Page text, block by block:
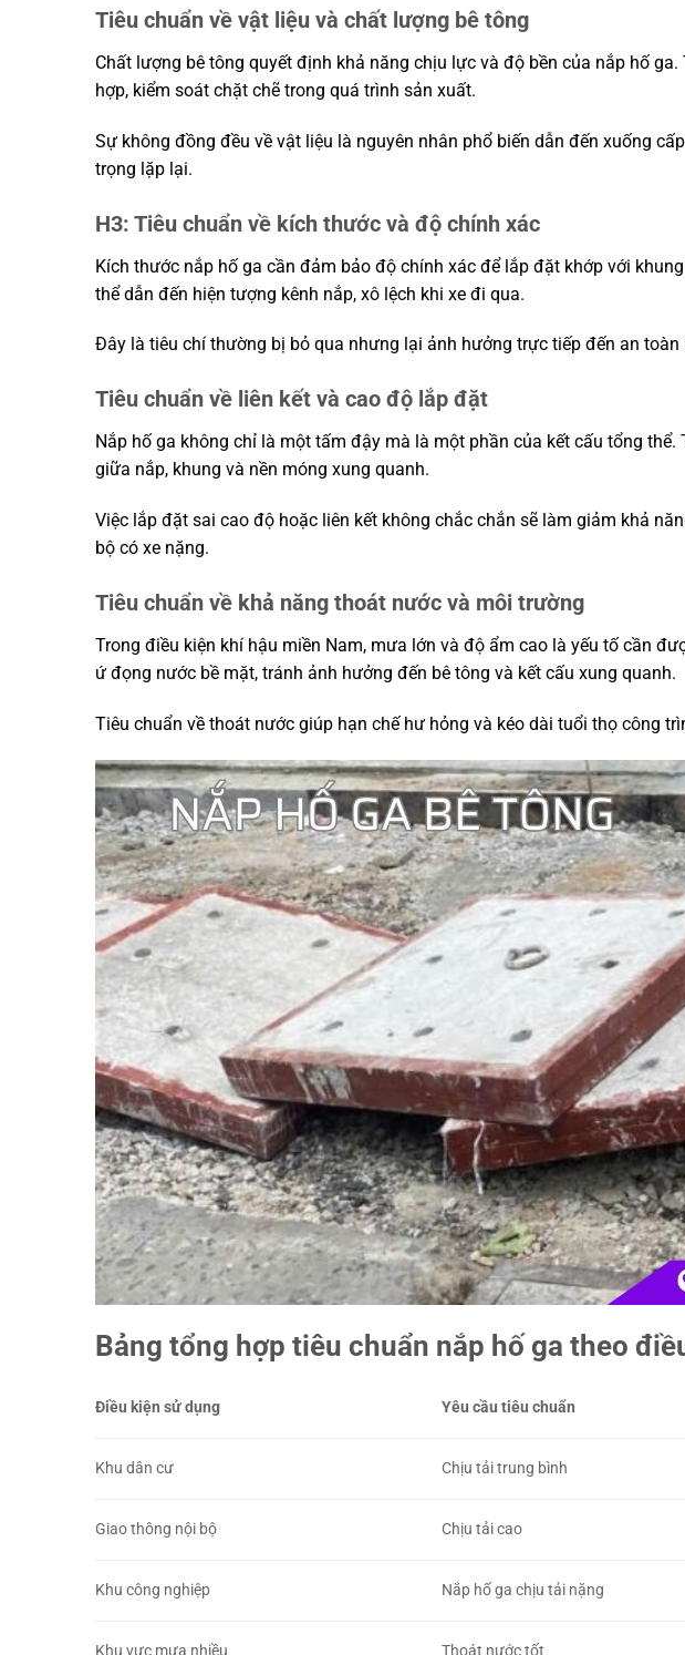
Tiêu chuẩn về vật liệu và chất lượng bê tông
Chất lượng bê tông quyết định khả năng chịu lực và độ bền của nắp hố
hợp, kiểm soát chặt chẽ trong quá trình sản xuất.
Sự không đồng đều về vật liệu là nguyên nhân phổ biến dẫn đến xuống
trọng lặp lại.
H3: Tiêu chuẩn về kích thước và độ chính xác
Kích thước nắp hố ga cần đảm bảo độ chính xác để lắp đặt khớp với
thể dẫn đến hiện tượng kênh nắp, xô lệch khi xe đi qua.
Đây là tiêu chí thường bị bỏ qua nhưng lại ảnh hưởng trực tiếp đến an toàn
Tiêu chuẩn về liên kết và cao độ lắp đặt
Nắp hố ga không chỉ là một tấm đậy mà là một phần của kết cấu tổng
giữa nắp, khung và nền móng xung quanh.
Việc lắp đặt sai cao độ hoặc liên kết không chắc chắn sẽ làm giảm khả
bộ có xe nặng.
Tiêu chuẩn về khả năng thoát nước và môi trường
Trong điều kiện khí hậu miền Nam, mưa lớn và độ ẩm cao là yếu tố cần
ứ đọng nước bề mặt, tránh ảnh hưởng đến bê tông và kết cấu xung quanh.
Tiêu chuẩn về thoát nước giúp hạn chế hư hỏng và kéo dài tuổi thọ công
Bảng tổng hợp tiêu chuẩn nắp hố ga theo
Điều kiện sử dụng Yêu cầu tiêu chuẩn
Khu dân cư Chịu tải trung bình
Giao thông nội bộ Chịu tải cao
Khu công nghiệp Nắp hố ga chịu tải nặng
Khu vực mưa nhiều Thoát nước tốt